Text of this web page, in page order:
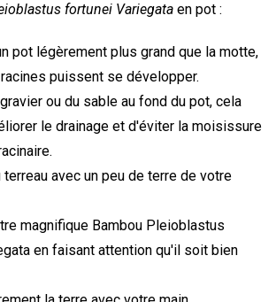
fortunei Variegata en pot :
pot légèrement plus grand que la motte,
puissent se développer.
ou du sable au fond du pot, cela
le drainage et d'éviter la moisissure
avec un peu de terre de votre
magnifique Bambou Pleioblastus
en faisant attention qu'il soit bien